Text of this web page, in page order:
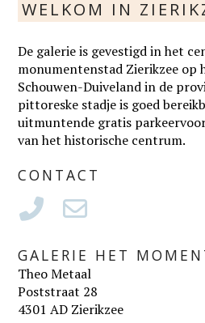
WELKOM IN
De galerie is gevestigd in het
monumentenstad Zierikzee op
Schouwen-Duiveland in de
pittoreske stadje is goed
uitmuntende gratis
van het historische centrum.
CONTACT
GALERIE HET
Theo Metaal
Poststraat 28
4301 AD Zierikzee